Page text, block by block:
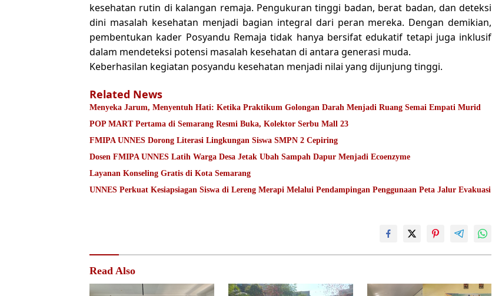
kesehatan rutin di kalangan remaja. Pengukuran tinggi badan, berat badan, dan deteksi
dini masalah kesehatan menjadi bagian integral dari peran mereka. Dengan demikian,
pembentukan kader Posyandu Remaja tidak hanya bersifat edukatif tetapi juga inklusif
dalam mendeteksi potensi masalah kesehatan di antara generasi muda.
Keberhasilan kegiatan posyandu kesehatan menjadi nilai yang dijunjung tinggi.
Related News
Menyeka Jarum, Menyentuh Hati: Ketika Praktikum Golongan Darah Menjadi Ruang Semai Empati Murid
POP MART Pertama di Semarang Resmi Buka, Kolektor Serbu Mall 23
FMIPA UNNES Dorong Literasi Lingkungan Siswa SMPN 2 Cepiring
Dosen FMIPA UNNES Latih Warga Desa Jetak Ubah Sampah Dapur Menjadi Ecoenzyme
Layanan Konseling Gratis di Kota Semarang
UNNES Perkuat Kesiapsiagan Siswa di Lereng Merapi Melalui Pendampingan Penggunaan Peta Jalur Evakuasi
Read Also